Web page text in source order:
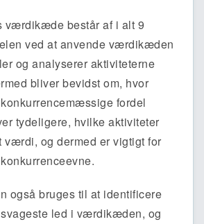
værdikæde består af i alt 9
ved at anvende værdikæden
og analyserer aktiviteterne
bliver bevidst om, hvor
fordel
tydeligere, hvilke aktiviteter
værdi, og dermed er vigtigt for
også bruges til at identificere
led i værdikæden, og